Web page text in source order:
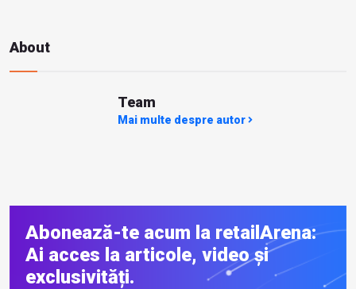
About
Team
Mai multe despre autor
Abonează-te acum la retailArena:
Ai acces la articole, video și
exclusivități.